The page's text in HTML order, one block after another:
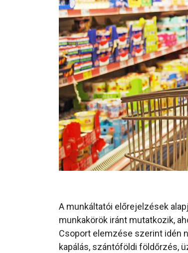
A munkáltatói előrejelzések
munkakörök iránt mutatkozik,
Csoport elemzése szerint idén
kapálás, szántóföldi földőrzés,